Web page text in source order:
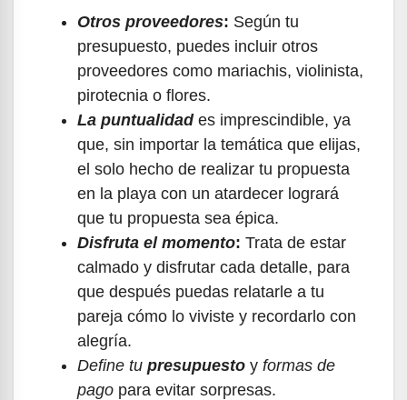
Otros proveedores: Según tu
presupuesto, puedes incluir otros
proveedores como mariachis, violinista,
pirotecnia o flores.
La puntualidad es imprescindible, ya
que, sin importar la temática que elijas,
el solo hecho de realizar tu propuesta
en la playa con un atardecer logrará
que tu propuesta sea épica.
Disfruta el momento: Trata de estar
calmado y disfrutar cada detalle, para
que después puedas relatarle a tu
pareja cómo lo viviste y recordarlo con
alegría.
Define tu presupuesto y formas de
pago para evitar sorpresas.